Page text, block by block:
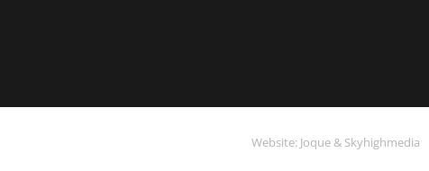
Website: Joque& Skyhighmedia